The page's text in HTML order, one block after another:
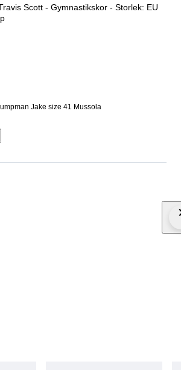
Scott - Gymnastikskor - Storlek: EU
Jake size 41 Mussola